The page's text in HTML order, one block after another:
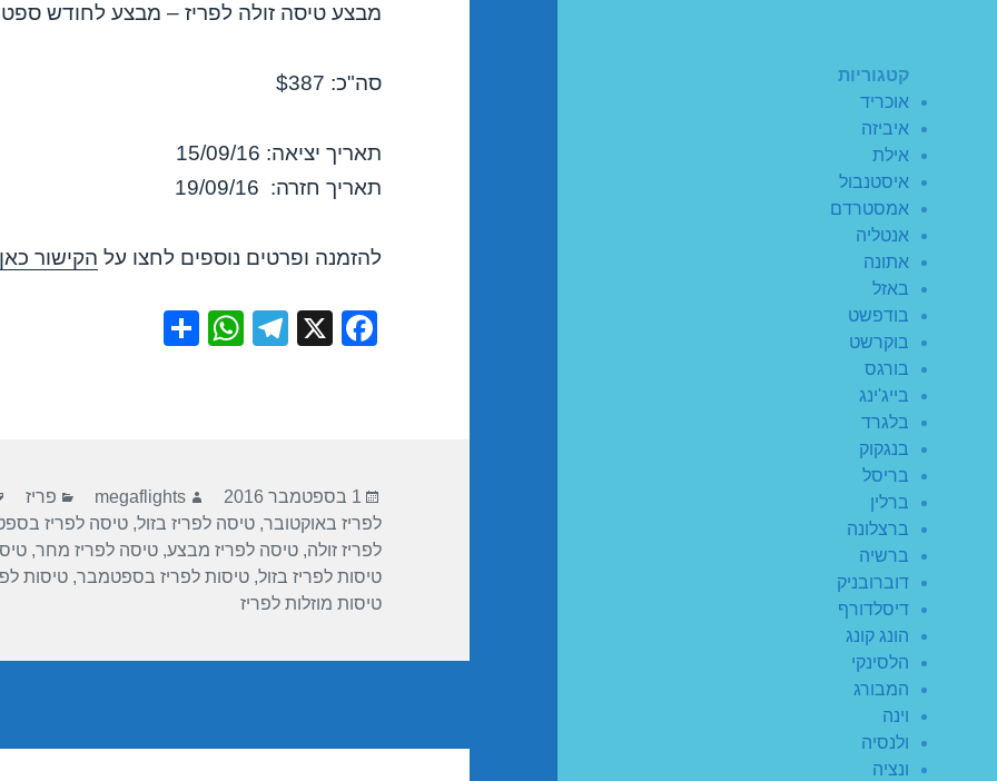
קטגוריות
אוכריד
איביזה
אילת
איסטנבול
אמסטרדם
אנטליה
אתונה
באזל
בודפשט
בוקרשט
בורגס
בייג'ינג
בלגרד
בנגקוק
בריסל
ברלין
ברצלונה
ברשיה
דוברובניק
דיסלדורף
הונג קונג
הלסינקי
המבורג
וינה
ולנסיה
ונציה
מבצע טיסה זולה לפריז – מבצע לחודש ספטמבר
סה"כ: $387
תאריך יציאה: 15/09/16
תאריך חזרה: 19/09/16
להזמנה ופרטים נוספים לחצו על הקישור
F
o
o
k
X
T
m
W
p
p
פורסם
בתאריך
1 בספטמבר 2016 מחבר
megaflights
פריז
לפריז באוקטובר,טיסה לפריז בזול,טיסה לפריז
לפריז זולה,טיסה לפריז מבצע,טיסה לפריז מחר,
טיסות לפריז בזול,טיסות לפריז בספטמבר,טיסות
טיסות מוזלות לפריז